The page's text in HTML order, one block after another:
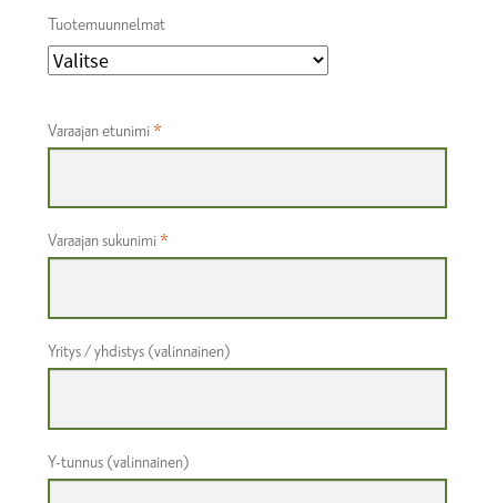
Tuotemuunnelmat
Varaajan etunimi*
Varaajan sukunimi*
Yritys / yhdistys(valinnainen)
Y-tunnus(valinnainen)